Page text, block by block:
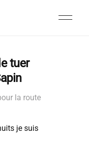
tuer
la route
je suis